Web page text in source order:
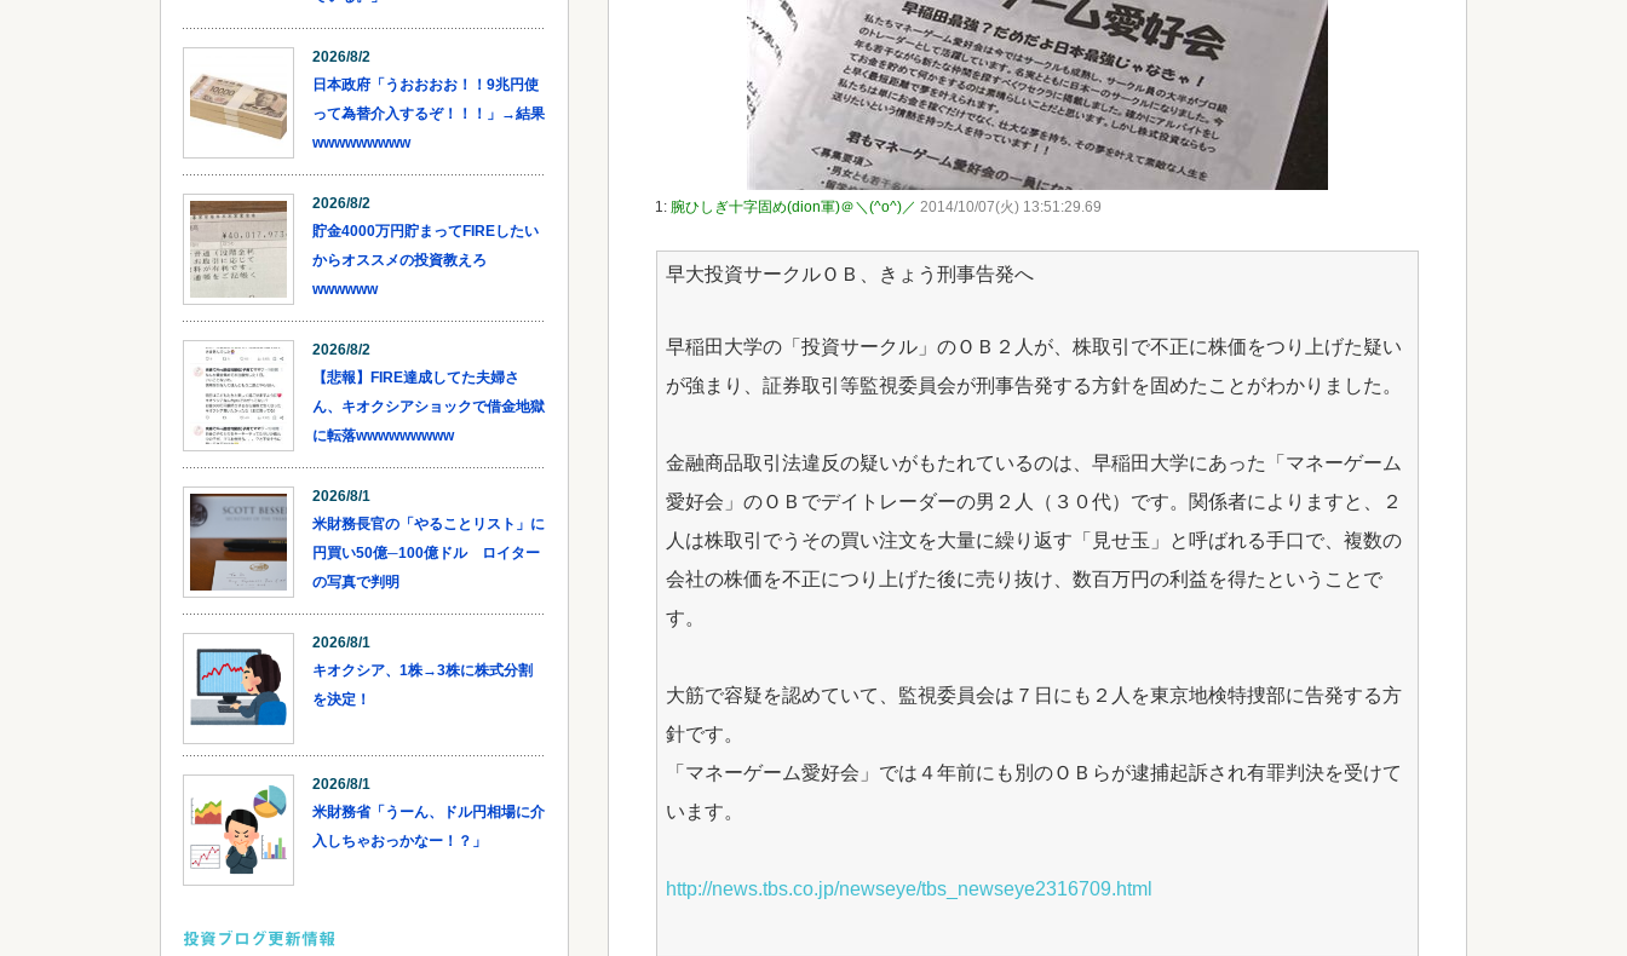
1: 腕ひしぎ十字固め(dion軍)＠＼(^o^)／ 2014/10/07(火) 13:51:29.69
早大投資サークルＯＢ、きょう刑事告発へ
早稲田大学の「投資サークル」のＯＢ２人が、株取引で不正に株価をつり上げた疑い
が強まり、証券取引等監視委員会が刑事告発する方針を固めたことがわかりました。
金融商品取引法違反の疑いがもたれているのは、早稲田大学にあった「マネーゲーム
愛好会」のＯＢでデイトレーダーの男２人（３０代）です。関係者によりますと、２
人は株取引でうその買い注文を大量に繰り返す「見せ玉」と呼ばれる手口で、複数の
会社の株価を不正につり上げた後に売り抜け、数百万円の利益を得たということで
す。
大筋で容疑を認めていて、監視委員会は７日にも２人を東京地検特捜部に告発する方
針です。
「マネーゲーム愛好会」では４年前にも別のＯＢらが逮捕起訴され有罪判決を受けて
います。
http://news.tbs.co.jp/newseye/tbs_newseye2316709.html
2026/8/2
日本政府「うおおおお！！9兆円使
って為替介入するぞ！！！」→結果
wwwwwwwww
2026/8/2
貯金4000万円貯まってFIREしたい
からオススメの投資教えろ
wwwwww
2026/8/2
【悲報】FIRE達成してた夫婦さ
ん、キオクシアショックで借金地獄
に転落wwwwwwwww
2026/8/1
米財務長官の「やることリスト」に
円買い50億─100億ドル ロイター
の写真で判明
2026/8/1
キオクシア、1株→3株に株式分割
を決定！
2026/8/1
米財務省「うーん、ドル円相場に介
入しちゃおっかなー！？」
投資ブログ更新情報